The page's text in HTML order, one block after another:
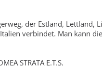
der Estland, Lettland,
verbindet. Man kann
STRATA E.T.S.